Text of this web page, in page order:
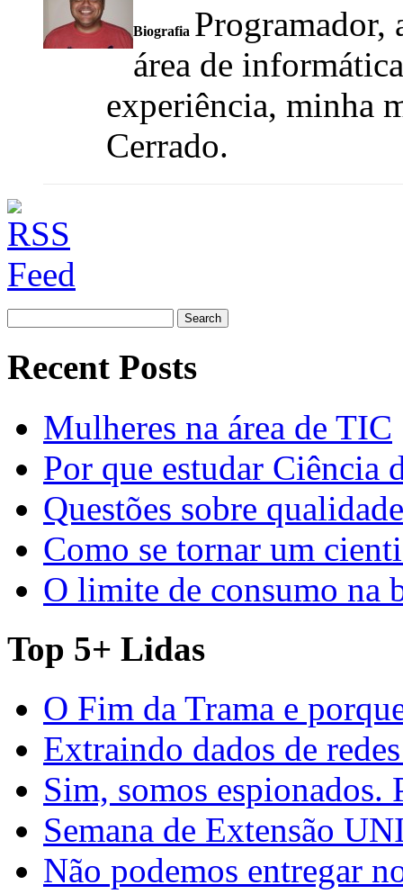
Biografia Programador,
área de
experiência, minha
Cerrado.
for:
Recent Posts
Mulheres na área de TIC
Por que estudar Ciência
Questões sobre
Como se tornar um
O limite de consumo na
Top 5+ Lidas
O Fim da Trama e
Extraindo dados de
Sim, somos espionados.
Semana de Extensão
Não podemos entregar